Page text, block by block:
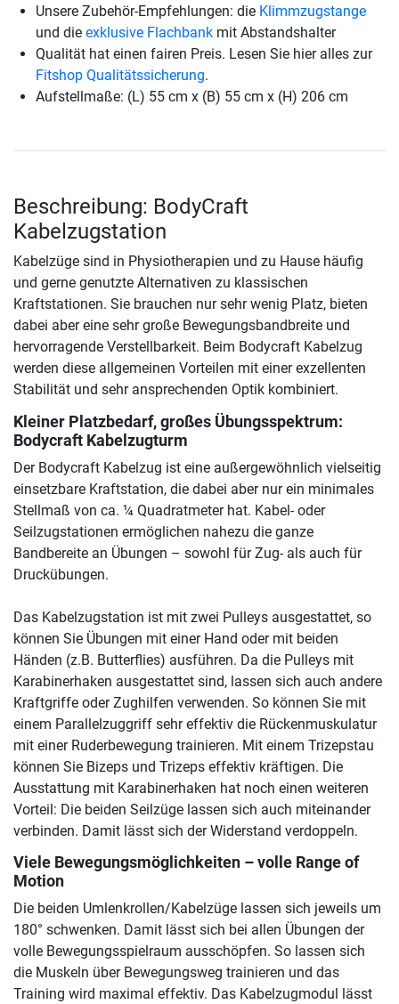
Unsere Zubehör-Empfehlungen: die Klimmzugstange
und die exklusive Flachbank mit Abstandshalter
Qualität hat einen fairen Preis. Lesen Sie hier alles zur
Fitshop Qualitätssicherung.
Aufstellmaße: (L) 55 cm x (B) 55 cm x (H) 206 cm
Beschreibung: BodyCraft
Kabelzugstation
Kabelzüge sind in Physiotherapien und zu Hause häufig
und gerne genutzte Alternativen zu klassischen
Kraftstationen. Sie brauchen nur sehr wenig Platz, bieten
dabei aber eine sehr große Bewegungsbandbreite und
hervorragende Verstellbarkeit. Beim Bodycraft Kabelzug
werden diese allgemeinen Vorteilen mit einer exzellenten
Stabilität und sehr ansprechenden Optik kombiniert.
Kleiner Platzbedarf, großes Übungsspektrum:
Bodycraft Kabelzugturm
Der Bodycraft Kabelzug ist eine außergewöhnlich vielseitig
einsetzbare Kraftstation, die dabei aber nur ein minimales
Stellmaß von ca. ¼ Quadratmeter hat. Kabel- oder
Seilzugstationen ermöglichen nahezu die ganze
Bandbereite an Übungen – sowohl für Zug- als auch für
Druckübungen.
Das Kabelzugstation ist mit zwei Pulleys ausgestattet, so
können Sie Übungen mit einer Hand oder mit beiden
Händen (z.B. Butterflies) ausführen. Da die Pulleys mit
Karabinerhaken ausgestattet sind, lassen sich auch andere
Kraftgriffe oder Zughilfen verwenden. So können Sie mit
einem Parallelzuggriff sehr effektiv die Rückenmuskulatur
mit einer Ruderbewegung trainieren. Mit einem Trizepstau
können Sie Bizeps und Trizeps effektiv kräftigen. Die
Ausstattung mit Karabinerhaken hat noch einen weiteren
Vorteil: Die beiden Seilzüge lassen sich auch miteinander
verbinden. Damit lässt sich der Widerstand verdoppeln.
Viele Bewegungsmöglichkeiten – volle Range of
Motion
Die beiden Umlenkrollen/Kabelzüge lassen sich jeweils um
180° schwenken. Damit lässt sich bei allen Übungen der
volle Bewegungsspielraum ausschöpfen. So lassen sich
die Muskeln über Bewegungsweg trainieren und das
Training wird maximal effektiv. Das Kabelzugmodul lässt